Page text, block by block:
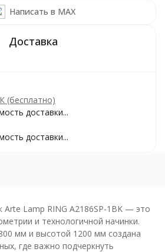
Написать в MAX
(бесплатно)
доставки...
доставки...
Arte Lamp RING A2186SP-1BK — это
и технологичной начинки.
мм и высотой 1200 мм создана
где важно подчеркнуть